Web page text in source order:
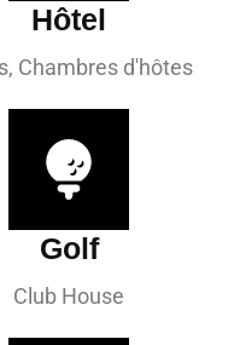
Hôtel
Chambres d'hôtes
Golf
Club House